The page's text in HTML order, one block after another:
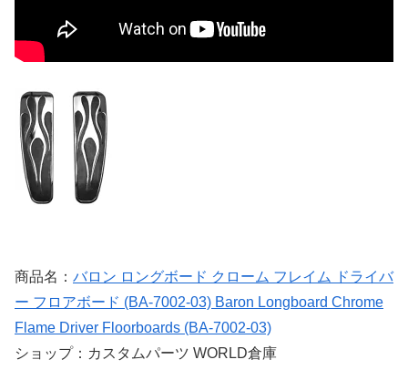
商品名： バロン ロングボード クローム フレイム ドライバ
ー フロアボード (BA-7002-03) Baron Longboard Chrome
Flame Driver Floorboards (BA-7002-03)
ショップ：カスタムパーツ WORLD倉庫